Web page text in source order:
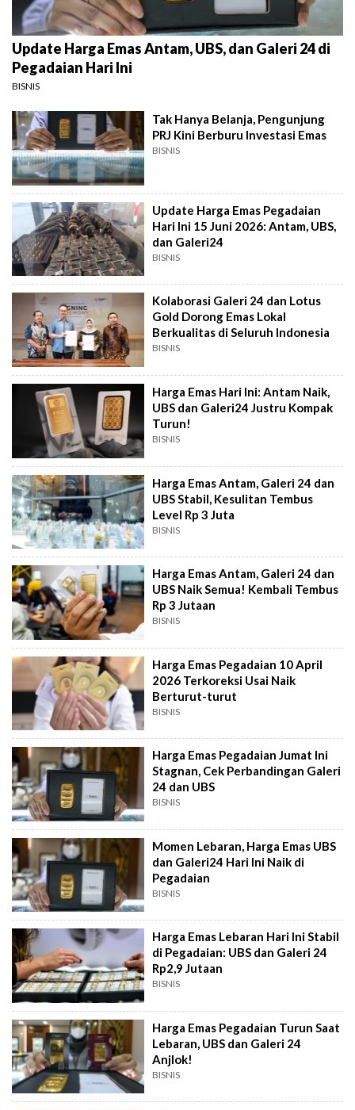
Update Harga Emas Antam, UBS, dan Galeri 24 di
Pegadaian Hari Ini
BISNIS
Tak Hanya Belanja, Pengunjung
PRJ Kini Berburu Investasi Emas
BISNIS
Update Harga Emas Pegadaian
Hari Ini 15 Juni 2026: Antam, UBS,
dan Galeri24
BISNIS
Kolaborasi Galeri 24 dan Lotus
Gold Dorong Emas Lokal
Berkualitas di Seluruh Indonesia
BISNIS
Harga Emas Hari Ini: Antam Naik,
UBS dan Galeri24 Justru Kompak
Turun!
BISNIS
Harga Emas Antam, Galeri 24 dan
UBS Stabil, Kesulitan Tembus
Level Rp 3 Juta
BISNIS
Harga Emas Antam, Galeri 24 dan
UBS Naik Semua! Kembali Tembus
Rp 3 Jutaan
BISNIS
Harga Emas Pegadaian 10 April
2026 Terkoreksi Usai Naik
Berturut-turut
BISNIS
Harga Emas Pegadaian Jumat Ini
Stagnan, Cek Perbandingan Galeri
24 dan UBS
BISNIS
Momen Lebaran, Harga Emas UBS
dan Galeri24 Hari Ini Naik di
Pegadaian
BISNIS
Harga Emas Lebaran Hari Ini Stabil
di Pegadaian: UBS dan Galeri 24
Rp2,9 Jutaan
BISNIS
Harga Emas Pegadaian Turun Saat
Lebaran, UBS dan Galeri 24
Anjlok!
BISNIS